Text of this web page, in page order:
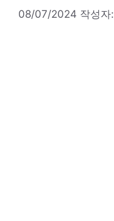
08/07/2024 작성자: